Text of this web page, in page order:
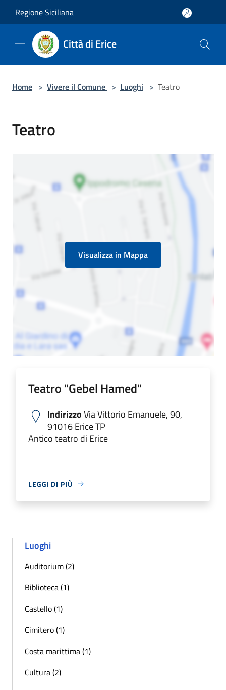
Regione Siciliana
Città di Erice
Home > Vivere il Comune > Luoghi > Teatro
Teatro
Visualizza in Mappa
Teatro "Gebel Hamed"
IndirizzoVia Vittorio Emanuele, 90,
91016 Erice TP
Antico teatro di Erice
LEGGI DI PIÙ
Luoghi
Auditorium (2)
Biblioteca (1)
Castello (1)
Cimitero (1)
Costa marittima (1)
Cultura (2)